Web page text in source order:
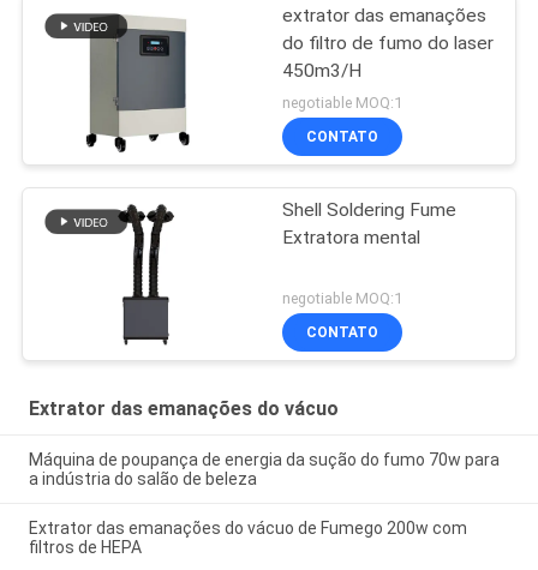
extrator das emanações
do filtro de fumo do laser
450m3/H
negotiable MOQ:1
CONTATO
Shell Soldering Fume
Extratora mental
negotiable MOQ:1
CONTATO
Extrator das emanações do vácuo
Máquina de poupança de energia da sução do fumo 70w para
a indústria do salão de beleza
Extrator das emanações do vácuo de Fumego 200w com
filtros de HEPA